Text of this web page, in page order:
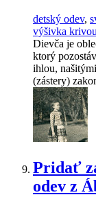
detský odev,
výšivka
Dievča je
ktorý
ihlou,
(zástery)
Pridať
odev z